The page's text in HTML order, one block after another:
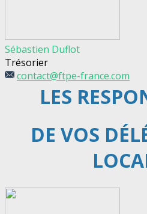
Sébastien Duflot
Trésorier
contact@ftpe-france.com
LES
DE VOS